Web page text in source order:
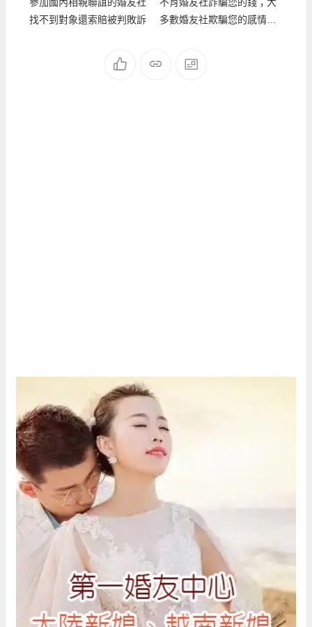
找不到對象還索賠被判敗訴
多數婚友社欺騙您的感情與